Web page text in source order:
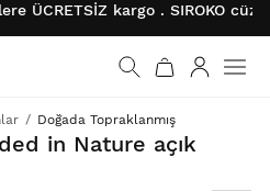
ÜCRETSİZ kargo . SIROKO
git
Doğada Topraklanmış
in Nature açık